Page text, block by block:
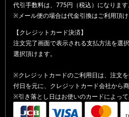
代引手数料は、775円（税込）になります
※メール便の場合は代金引換はご利用頂け
【クレジットカード決済】
注文完了画面で表示される支払方法を選
選択頂けます。
※クレジットカードのご利用日は、注文
付日を元に、クレジットカード会社から
※引き落とし日はお使いのカードによって